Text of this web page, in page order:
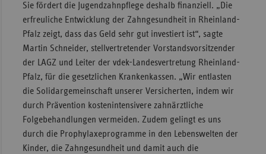
Sie fördert die Jugendzahnpflege deshalb finanziell. „Die
erfreuliche Entwicklung der Zahngesundheit in Rheinland-
Pfalz zeigt, dass das Geld sehr gut investiert ist“, sagte
Martin Schneider, stellvertretender Vorstandsvorsitzender
der LAGZ und Leiter der vdek-Landesvertretung Rheinland-
Pfalz, für die gesetzlichen Krankenkassen. „Wir entlasten
die Solidargemeinschaft unserer Versicherten, indem wir
durch Prävention kostenintensivere zahnärztliche
Folgebehandlungen vermeiden. Zudem gelingt es uns
durch die Prophylaxeprogramme in den Lebenswelten der
Kinder, die Zahngesundheit und damit auch die